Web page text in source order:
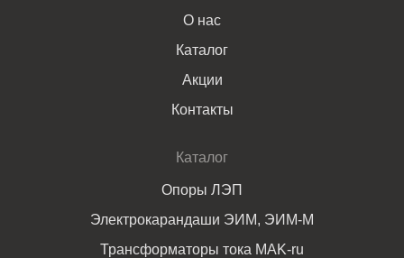
О нас
Каталог
Акции
Контакты
Каталог
Опоры ЛЭП
Электрокарандаши ЭИМ, ЭИМ-М
Трансформаторы тока MAK-ru